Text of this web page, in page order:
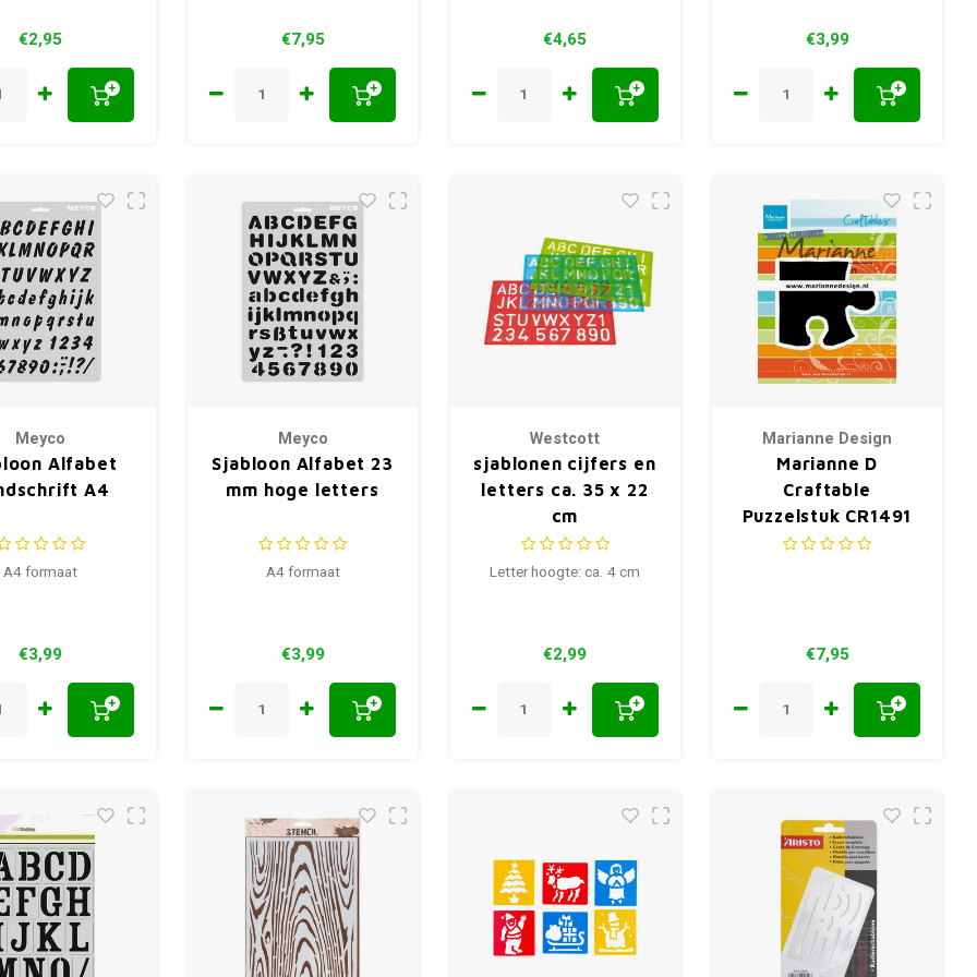
€2,95
+
€7,95
+
€4,65
+
€3,99
+
Meyco
Alfabet
A4
A4 formaat
€3,99
+
Meyco
Sjabloon Alfabet 23
mm hoge letters
A4 formaat
€3,99
+
Westcott
sjablonen cijfers en
letters ca. 35 x 22
cm
Letter hoogte: ca. 4 cm
€2,99
+
Marianne Design
Marianne D
Craftable
Puzzelstuk CR1491
83x73.5 mm
€7,95
+